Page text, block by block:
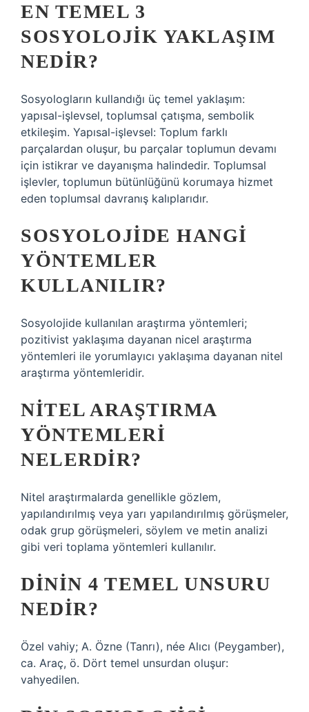
EN TEMEL 3
SOSYOLOJIK YAKLAŞIM
NEDIR?
Sosyologların kullandığı üç temel yaklaşım:
yapısal-işlevsel, toplumsal çatışma, sembolik
etkileşim. Yapısal-işlevsel: Toplum farklı
parçalardan oluşur, bu parçalar toplumun devamı
için istikrar ve dayanışma halindedir. Toplumsal
işlevler, toplumun bütünlüğünü korumaya hizmet
eden toplumsal davranış kalıplarıdır.
SOSYOLOJIDE HANGI
YÖNTEMLER
KULLANILIR?
Sosyolojide kullanılan araştırma yöntemleri;
pozitivist yaklaşıma dayanan nicel araştırma
yöntemleri ile yorumlayıcı yaklaşıma dayanan nitel
araştırma yöntemleridir.
NITEL ARAŞTIRMA
YÖNTEMLERI
NELERDIR?
Nitel araştırmalarda genellikle gözlem,
yapılandırılmış veya yarı yapılandırılmış görüşmeler,
odak grup görüşmeleri, söylem ve metin analizi
gibi veri toplama yöntemleri kullanılır.
DININ 4 TEMEL UNSURU
NEDIR?
Özel vahiy; A. Özne (Tanrı), née Alıcı (Peygamber),
ca. Araç, ö. Dört temel unsurdan oluşur:
vahyedilen.